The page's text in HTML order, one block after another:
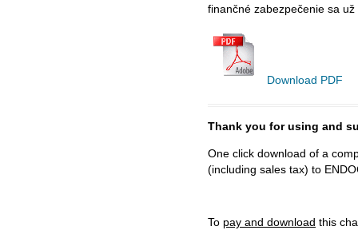
finančné zabezpečenie sa
Download PDF
Thank you for using and
One click download of a
(including sales tax) to
To pay and download this